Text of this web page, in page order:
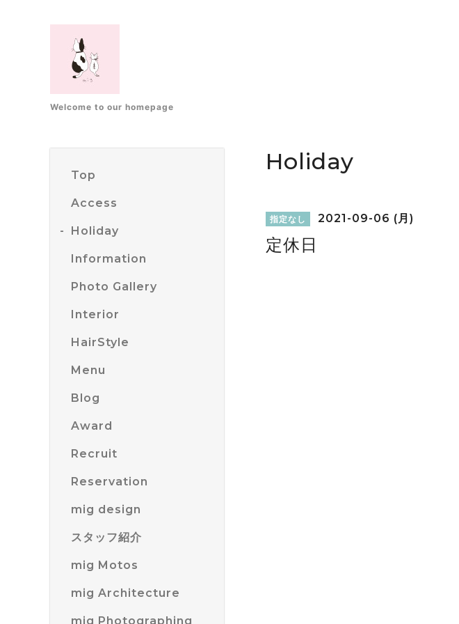
Welcome to our homepage
Top
Access
Holiday
Information
Photo Gallery
Interior
HairStyle
Menu
Blog
Award
Recruit
Reservation
mig design
スタッフ紹介
mig Motos
mig Architecture
mig Photographing
Holiday
指定なし 2021-09-06 (月)
定休日